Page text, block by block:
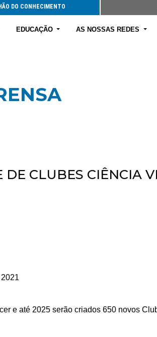
DO CONHECIMENTO
EDUCAÇÃO AS NOSSAS REDES
CLUBES CIÊNCIA
e até 2025 serão criados 650 novos